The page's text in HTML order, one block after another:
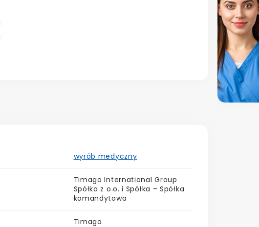
wyrób medyczny
Timago International Group
Spółka z o.o. i Spółka – Spółka
komandytowa
Timago